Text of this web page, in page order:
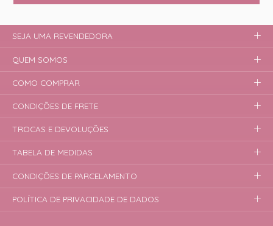
SEJA UMA REVENDEDORA
QUEM SOMOS
COMO COMPRAR
CONDIÇÕES DE FRETE
TROCAS E DEVOLUÇÕES
TABELA DE MEDIDAS
CONDIÇÕES DE PARCELAMENTO
POLÍTICA DE PRIVACIDADE DE DADOS